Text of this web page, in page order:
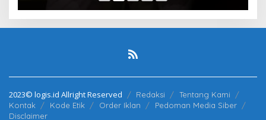
2023© logis.id Allright Reserved Redaksi
Tentang Kami
Kontak
Kode Etik Order Iklan
Pedoman Media Siber
Disclaimer